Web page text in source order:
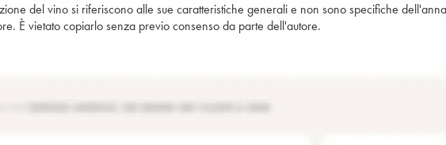
del vino si riferiscono alle sue caratteristiche generali e non sono specifiche
È vietato copiarlo senza previo consenso da parte dell'autore.